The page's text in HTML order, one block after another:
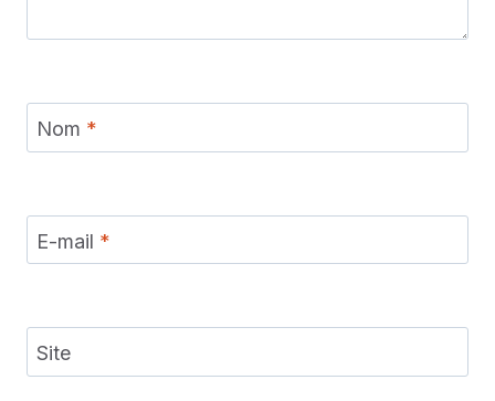
Nom *
E-mail *
Site